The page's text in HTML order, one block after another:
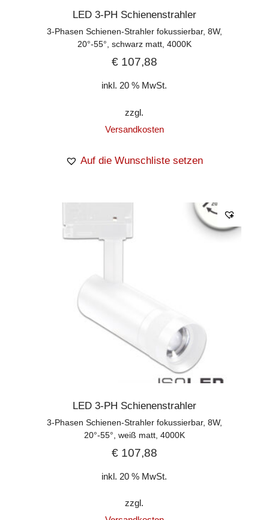
LED 3-PH Schienenstrahler
3-Phasen Schienen-Strahler fokussierbar, 8W,
20°-55°, schwarz matt, 4000K
€107,88
inkl. 20 % MwSt.
zzgl.
Versandkosten
Auf die Wunschliste setzen
LED 3-PH Schienenstrahler
3-Phasen Schienen-Strahler fokussierbar, 8W,
20°-55°, weiß matt, 4000K
€107,88
inkl. 20 % MwSt.
zzgl.